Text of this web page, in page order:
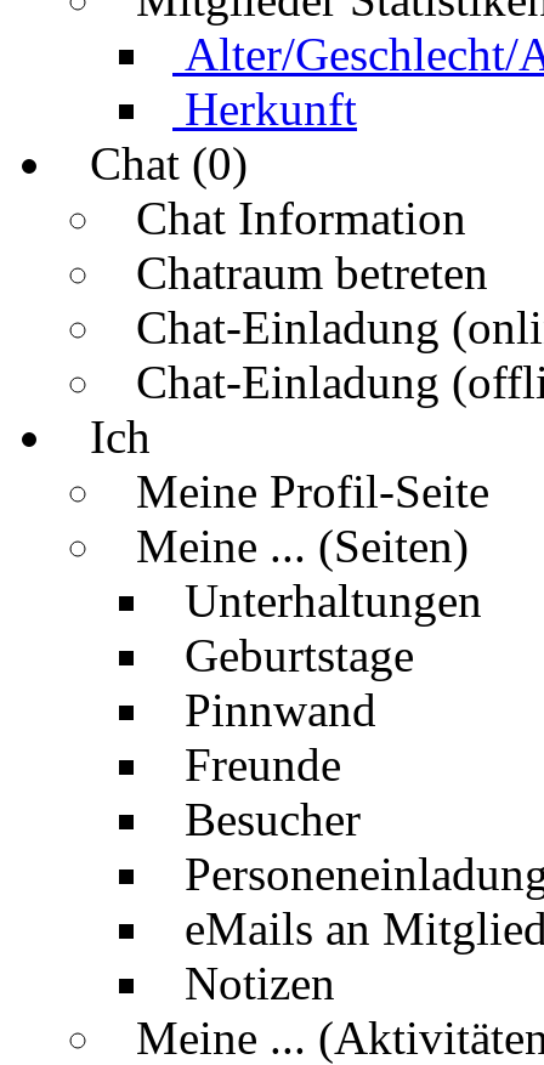
Alter/Geschlecht/
Herkunft
Chat (0)
Chat Information
Chatraum betreten
Chat-Einladung
Chat-Einladung
Ich
Meine Profil-Seite
Meine ... (Seiten)
Unterhaltungen
Geburtstage
Pinnwand
Freunde
Besucher
eMails an
Notizen
Meine ...